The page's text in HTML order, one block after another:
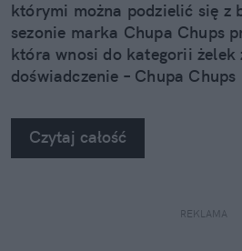
którymi można podzielić się z
sezonie marka Chupa Chups
która wnosi do kategorii żelek
doświadczenie – Chupa Chups
Czytaj całość
REKLAMA